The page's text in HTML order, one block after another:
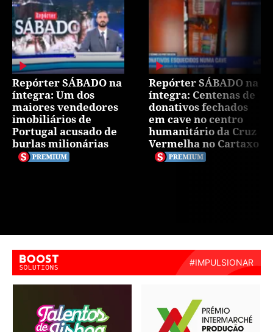
Repórter SÁBADO na
íntegra: Um dos
maiores vendedores
imobiliários de
Portugal acusado de
burlas milionárias
Repórter SÁBADO na
íntegra: Centenas de
donativos fechados
em cave no centro
humanitário da Cruz
Vermelha no Cartaxo